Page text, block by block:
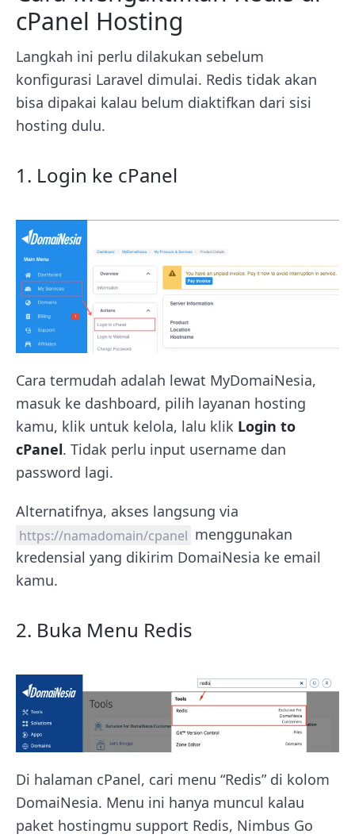
cPanel Hosting
Langkah ini perlu dilakukan sebelum
konfigurasi Laravel dimulai. Redis tidak akan
bisa dipakai kalau belum diaktifkan dari sisi
hosting dulu.
1. Login ke cPanel
Cara termudah adalah lewat MyDomaiNesia,
masuk ke dashboard, pilih layanan hosting
kamu, klik untuk kelola, lalu klik Login to
cPanel. Tidak perlu input username dan
password lagi.
Alternatifnya, akses langsung via
https://namadomain/cpanel menggunakan
kredensial yang dikirim DomaiNesia ke email
kamu.
2. Buka Menu Redis
Di halaman cPanel, cari menu “Redis” di kolom
DomaiNesia. Menu ini hanya muncul kalau
paket hostingmu support Redis, Nimbus Go